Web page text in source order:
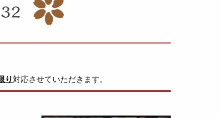
り対応させていただきます。